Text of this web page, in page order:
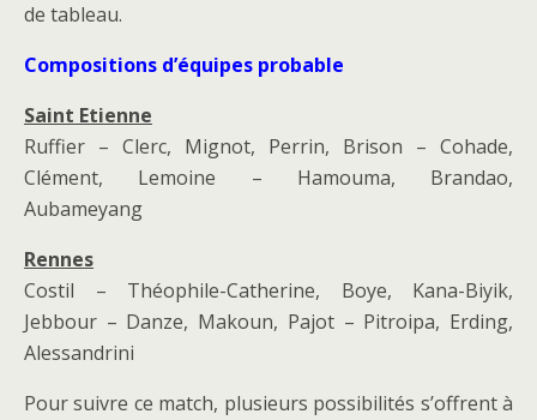
de tableau.
Compositions d’équipes probable
Saint Etienne
Ruffier – Clerc, Mignot, Perrin, Brison – Cohade,
Clément, Lemoine – Hamouma, Brandao,
Aubameyang
Rennes
Costil – Théophile-Catherine, Boye, Kana-Biyik,
Jebbour – Danze, Makoun, Pajot – Pitroipa, Erding,
Alessandrini
Pour suivre ce match, plusieurs possibilités s’offrent à